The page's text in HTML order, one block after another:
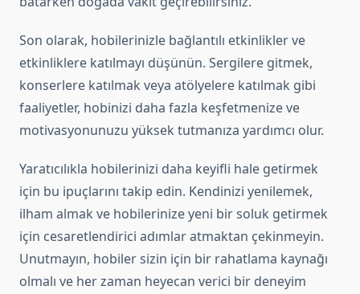
Son olarak, hobilerinizle bağlantılı etkinlikler ve
etkinliklere katılmayı düşünün. Sergilere gitmek,
konserlere katılmak veya atölyelere katılmak gibi
faaliyetler, hobinizi daha fazla keşfetmenize ve
motivasyonunuzu yüksek tutmanıza yardımcı olur.
Yaratıcılıkla hobilerinizi daha keyifli hale getirmek
için bu ipuçlarını takip edin. Kendinizi yenilemek,
ilham almak ve hobilerinize yeni bir soluk getirmek
için cesaretlendirici adımlar atmaktan çekinmeyin.
Unutmayın, hobiler sizin için bir rahatlama kaynağı
olmalı ve her zaman heyecan verici bir deneyim